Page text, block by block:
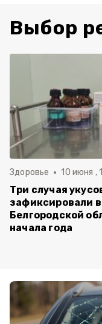
Выбор
Здоровье 10 июня ,
Три случая
зафиксировали в
Белгородской
начала года